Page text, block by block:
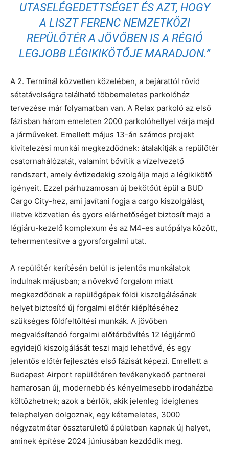
UTASELÉGEDETTSÉGET ÉS AZT, HOGY
A LISZT FERENC NEMZETKÖZI
REPÜLŐTÉR A JÖVŐBEN IS A RÉGIÓ
LEGJOBB LÉGIKIKÖTŐJE MARADJON.”
A 2. Terminál közvetlen közelében, a bejárattól rövid
sétatávolságra található többemeletes parkolóház
tervezése már folyamatban van. A Relax parkoló az első
fázisban három emeleten 2000 parkolóhellyel várja majd
a járműveket. Emellett május 13-án számos projekt
kivitelezési munkái megkezdődnek: átalakítják a repülőtér
csatornahálózatát, valamint bővítik a vízelvezető
rendszert, amely évtizedekig szolgálja majd a légikikötő
igényeit. Ezzel párhuzamosan új bekötőút épül a BUD
Cargo City-hez, ami javítani fogja a cargo kiszolgálást,
illetve közvetlen és gyors elérhetőséget biztosít majd a
légiáru-kezelő komplexum és az M4-es autópálya között,
tehermentesítve a gyorsforgalmi utat.
A repülőtér kerítésén belül is jelentős munkálatok
indulnak májusban; a növekvő forgalom miatt
megkezdődnek a repülőgépek földi kiszolgálásának
helyet biztosító új forgalmi előtér kiépítéséhez
szükséges földfeltöltési munkák. A jövőben
megvalósítandó forgalmi előtérbővítés 12 légijármű
egyidejű kiszolgálását teszi majd lehetővé, és egy
jelentős előtérfejlesztés első fázisát képezi. Emellett a
Budapest Airport repülőtéren tevékenykedő partnerei
hamarosan új, modernebb és kényelmesebb irodaházba
költözhetnek; azok a bérlők, akik jelenleg ideiglenes
telephelyen dolgoznak, egy kétemeletes, 3000
négyzetméter összterületű épületben kapnak új helyet,
aminek építése 2024 júniusában kezdődik meg.